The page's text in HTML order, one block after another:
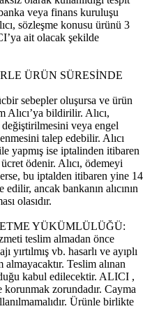
veya finans kuruluşu
sözleşme konusu ürünü 3
ait olacak şekilde
ÜRÜN SÜRESİNDE
sebepler oluşursa ve ürün
Alıcı’ya bildirilir. Alıcı,
veya engel
talep edebilir. Alıcı
yapmış ise iptalinden itibaren
ödenir. Alıcı, ödemeyi
bu iptalden itibaren yine 14
ancak bankanın alıcının
olasıdır.
YÜKÜMLÜLÜĞÜ:
teslim almadan önce
yırtılmış vb. hasarlı ve ayıplı
Teslim alınan
kabul edilecektir. ALICI ,
zorundadır. Cayma
Ürünle birlikte